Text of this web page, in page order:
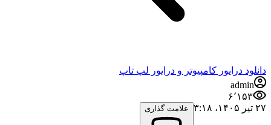
دانلود درایور کامپیوتر و درایور لپ تاپ
admin
۶٬۱۵۳
۲۷ تیر ۱۴۰۵،‏ ۳:۱۸
علامت گذاری